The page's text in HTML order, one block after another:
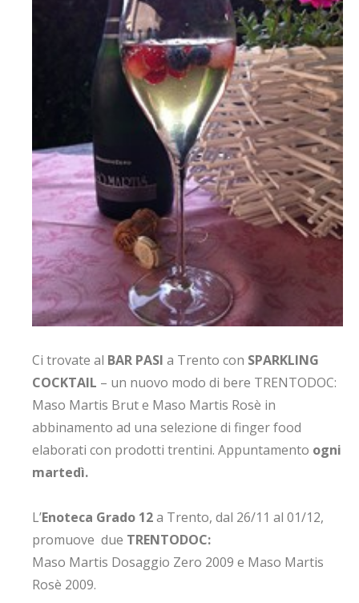
Ci trovate al BAR PASI a Trento con SPARKLING
COCKTAIL – un nuovo modo di bere TRENTODOC:
Maso Martis Brut e Maso Martis Rosè in
abbinamento ad una selezione di finger food
elaborati con prodotti trentini. Appuntamento ogni
martedì.
L’Enoteca Grado 12a Trento, dal 26/11 al 01/12,
promuove due TRENTODOC:
Maso Martis Dosaggio Zero 2009 e Maso Martis
Rosè 2009.